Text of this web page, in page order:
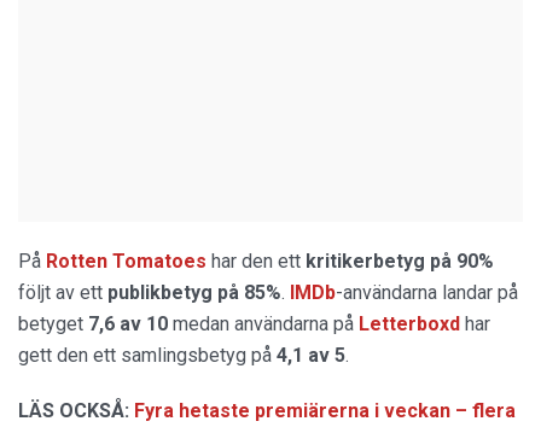
På Rotten Tomatoes har den ett kritikerbetyg på 90%
följt av ett publikbetyg på 85%. IMDb-användarna landar på
betyget 7,6 av 10 medan användarna på Letterboxd har
gett den ett samlingsbetyg på 4,1 av 5.
LÄS OCKSÅ: Fyra hetaste premiärerna i veckan – flera